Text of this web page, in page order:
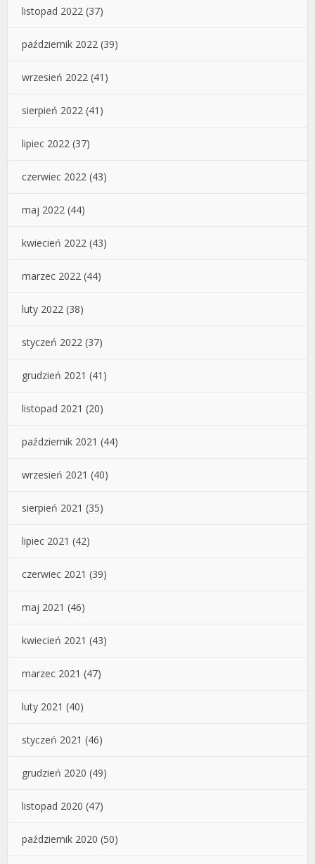
listopad 2022 (37)
październik 2022 (39)
wrzesień 2022 (41)
sierpień 2022 (41)
lipiec 2022 (37)
czerwiec 2022 (43)
maj 2022 (44)
kwiecień 2022 (43)
marzec 2022 (44)
luty 2022 (38)
styczeń 2022 (37)
grudzień 2021 (41)
listopad 2021 (20)
październik 2021 (44)
wrzesień 2021 (40)
sierpień 2021 (35)
lipiec 2021 (42)
czerwiec 2021 (39)
maj 2021 (46)
kwiecień 2021 (43)
marzec 2021 (47)
luty 2021 (40)
styczeń 2021 (46)
grudzień 2020 (49)
listopad 2020 (47)
październik 2020 (50)